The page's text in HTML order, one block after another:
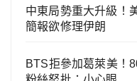
中東局勢重大升級！
簡報欲修理伊朗
BTS拒參加葛萊美！